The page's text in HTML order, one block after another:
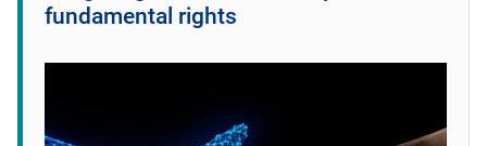
fundamental rights